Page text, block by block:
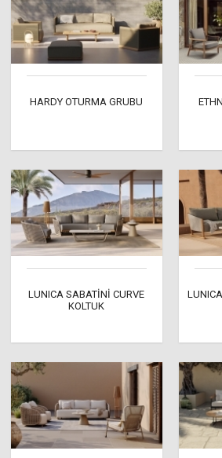
HARDY OTURMA GRUBU
LUNICA SABATİNİ CURVE
KOLTUK